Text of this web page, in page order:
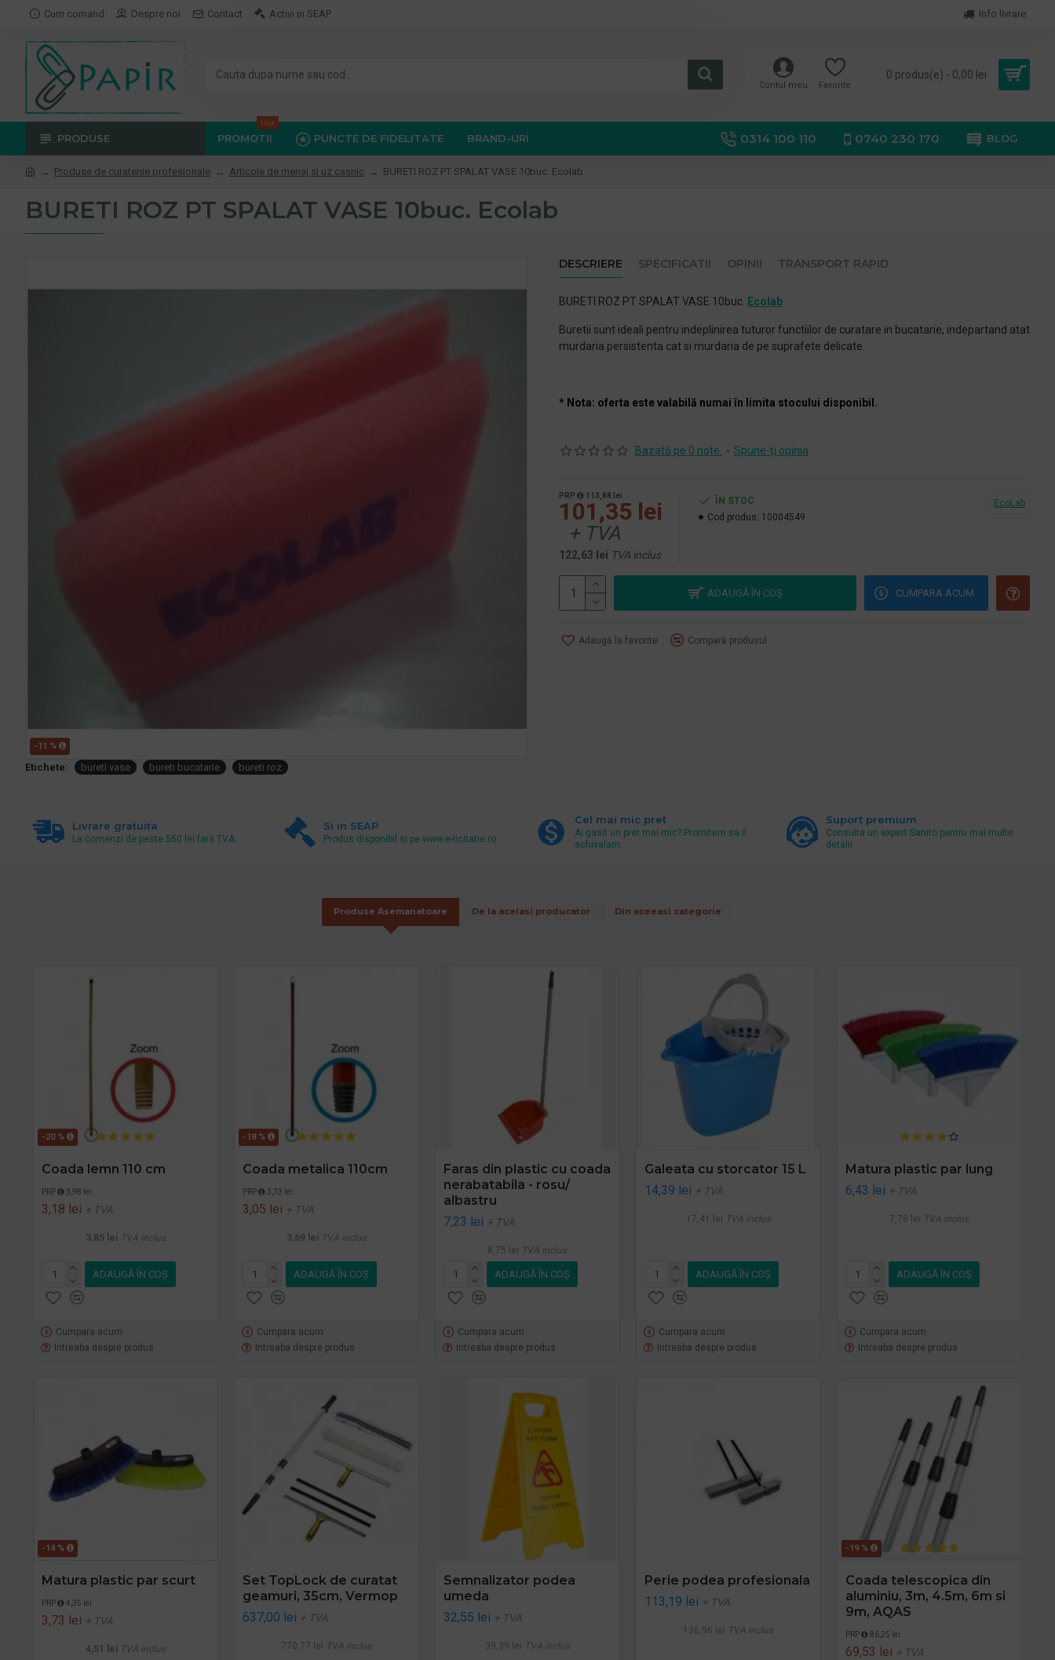
Cum comand Despre noi Contact Activi in SEAP Info livrare
Contul meu Favorite
0 produs(e) - 0,00 lei
PRODUSE PROMOTII
Hot
PUNCTE DE FIDELITATE BRAND-URI 0314 100 110 0740 230 170 BLOG
Produse de curatenie profesionale Articole de menaj si uz casnic BURETI ROZ PT SPALAT VASE 10buc. Ecolab
BURETI ROZ PT SPALAT VASE 10buc. Ecolab
-11 %
DESCRIERE SPECIFICATII OPINII TRANSPORT RAPID
BURETI ROZ PT SPALAT VASE 10buc. Ecolab
Buretii sunt ideali pentru indeplinirea tuturor functiilor de curatare in bucatarie, indepartand atat
murdaria persistenta cat si murdaria de pe suprafete delicate.
* Nota: oferta este valabilă numai în limita stocului disponibil.
Bazată pe 0 note. - Spune-ţi opinia
PRP 113,88 lei
101,35 lei
+ TVA
122,63 lei TVA inclus
ÎN STOC
Cod produs: 10004549
EcoLab
ADAUGĂ ÎN COŞ CUMPARA ACUM
Adaugă la favorite Compară produsul
Etichete: bureti vase bureti bucatarie bureti roz
Livrare gratuita
La comenzi de peste 550 lei fara TVA.
Si in SEAP
Produs disponibil si pe www.e-licitatie.ro
Cel mai mic pret
Ai gasit un pret mai mic? Promitem sa il
echivalam.
Suport premium
Consulta un expert Sanito pentru mai multe
detalii
Produse Asemanatoare De la acelasi producator Din aceeasi categorie
-20 %
Coada lemn 110 cm
PRP 3,98 lei
3,18 lei + TVA
3,85 lei TVA inclus
ADAUGĂ ÎN COŞ
Cumpara acum
Intreaba despre produs
-18 %
Coada metalica 110cm
PRP 3,73 lei
3,05 lei + TVA
3,69 lei TVA inclus
ADAUGĂ ÎN COŞ
Cumpara acum
Intreaba despre produs
Faras din plastic cu coada
nerabatabila - rosu/
albastru
7,23 lei + TVA
8,75 lei TVA inclus
ADAUGĂ ÎN COŞ
Cumpara acum
Intreaba despre produs
Galeata cu storcator 15 L
14,39 lei + TVA
17,41 lei TVA inclus
ADAUGĂ ÎN COŞ
Cumpara acum
Intreaba despre produs
Matura plastic par lung
6,43 lei + TVA
7,78 lei TVA inclus
ADAUGĂ ÎN COŞ
Cumpara acum
Intreaba despre produs
-14 %
Matura plastic par scurt
PRP 4,35 lei
3,73 lei + TVA
4,51 lei TVA inclus
Set TopLock de curatat
geamuri, 35cm, Vermop
637,00 lei + TVA
770,77 lei TVA inclus
Semnalizator podea
umeda
32,55 lei + TVA
39,39 lei TVA inclus
Perie podea profesionala
113,19 lei + TVA
136,96 lei TVA inclus
-19 %
Coada telescopica din
aluminiu, 3m, 4.5m, 6m si
9m, AQAS
PRP 86,25 lei
69,53 lei + TVA